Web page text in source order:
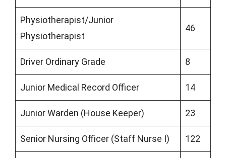
Physiotherapist/Junior
Physiotherapist
46
Driver Ordinary Grade 8
Junior Medical Record Officer 14
Junior Warden (House Keeper) 23
Senior Nursing Officer (Staff Nurse I) 122